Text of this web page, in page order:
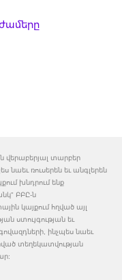
վերաբերյալ տարբեր
նաեւ ռուսերեն եւ անգլերեն
խնդրում ենք
ԲԲԸ-ն
կայքում հղված այլ
ստույգության եւ
ինչպես նաեւ
տեղեկատվության